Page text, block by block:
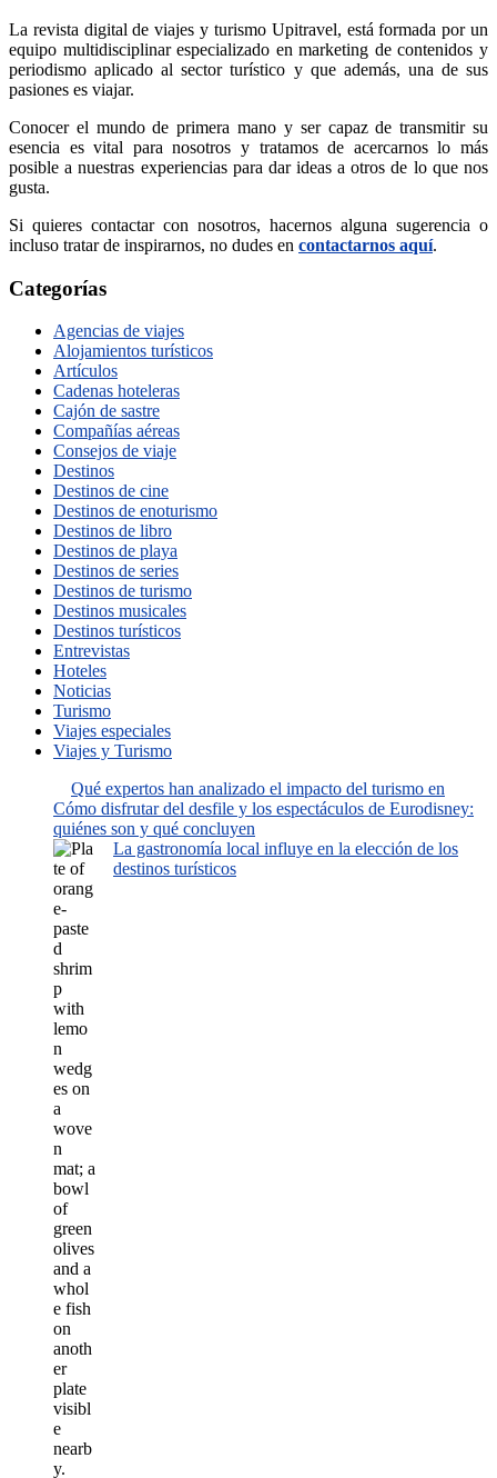
La revista digital de viajes y turismo Upitravel, está formada por un
equipo multidisciplinar especializado en marketing de contenidos y
periodismo aplicado al sector turístico y que además, una de sus
pasiones es viajar.
Conocer el mundo de primera mano y ser capaz de transmitir su
esencia es vital para nosotros y tratamos de acercarnos lo más
posible a nuestras experiencias para dar ideas a otros de lo que nos
gusta.
Si quieres contactar con nosotros, hacernos alguna sugerencia o
incluso tratar de inspirarnos, no dudes en contactarnos aquí.
Categorías
Agencias de viajes
Alojamientos turísticos
Artículos
Cadenas hoteleras
Cajón de sastre
Compañías aéreas
Consejos de viaje
Destinos
Destinos de cine
Destinos de enoturismo
Destinos de libro
Destinos de playa
Destinos de series
Destinos de turismo
Destinos musicales
Destinos turísticos
Entrevistas
Hoteles
Noticias
Turismo
Viajes especiales
Viajes y Turismo
Qué expertos han analizado el impacto del turismo en
Cómo disfrutar del desfile y los espectáculos de Eurodisney:
quiénes son y qué concluyen
La gastronomía local influye en la elección de los
destinos turísticos